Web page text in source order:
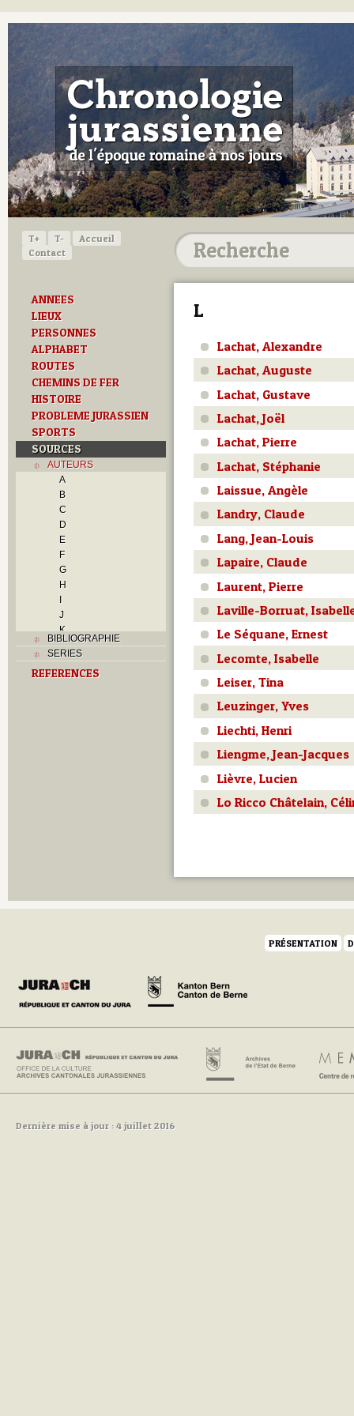
T+ T-
Accueil
Contact
ANNEES
LIEUX
PERSONNES
ALPHABET
ROUTES
CHEMINS DE FER
HISTOIRE
PROBLEME JURASSIEN
SPORTS
SOURCES
AUTEURS
A
B
C
D
E
F
G
H
I
J
K
L
M
N
BIBLIOGRAPHIE
SERIES
REFERENCES
L
Lachat, Alexandre
Lachat, Auguste
Lachat, Gustave
Lachat, Joël
Lachat, Pierre
Lachat, Stéphanie
Laissue, Angèle
Landry, Claude
Lang, Jean-Louis
Lapaire, Claude
Laurent, Pierre
Laville-Borruat,
Le Séquane, Ernest
Lecomte, Isabelle
Leiser, Tina
Leuzinger, Yves
Liechti, Henri
Liengme, Jean-Jacques
Lièvre, Lucien
Lo Ricco Châtelain,
PRÉSENTATION
Dernière mise à jour : 4 juillet 2016